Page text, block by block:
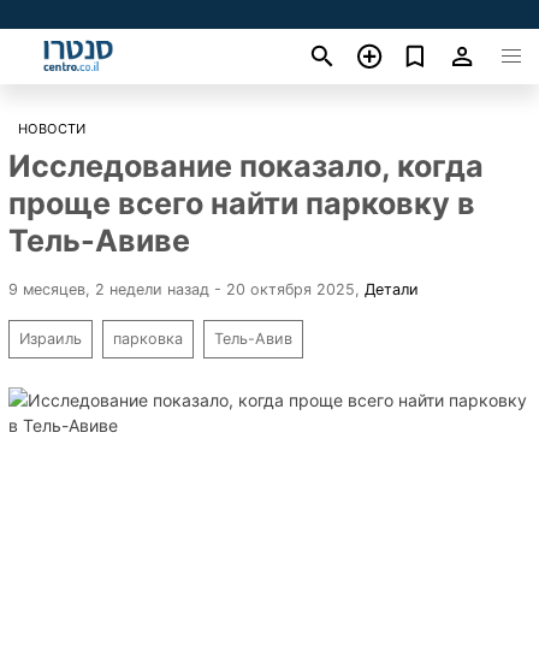
НОВОСТИ
Исследование показало, когда
проще всего найти парковку в
Тель-Авиве
9 месяцев, 2 недели назад - 20 октября 2025 Детали
Израиль парковка Тель-Авив